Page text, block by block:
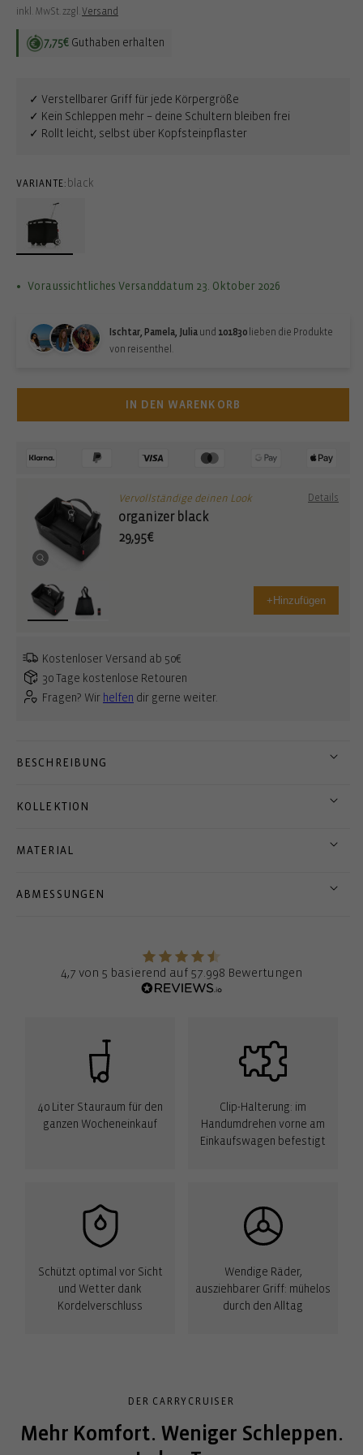
Preis
inkl. MwSt. zzgl. Versand
7,75€ Guthaben erhalten
✓ Verstellbarer Griff für jede Körpergröße
✓ Kein Schleppen mehr – deine Schultern bleiben frei
✓ Rollt leicht, selbst über Kopfsteinpflaster
VARIANTE: black
Voraussichtliches Versanddatum 23. Oktober 2026
Ischtar, Pamela, Julia und 101830 lieben die Produkte
von reisenthel.
IN DEN WARENKORB
Vervollständige deinen Look Details
organizer black
29,95€
+ Hinzufügen
Kostenloser Versand ab 50€
30 Tage kostenlose Retouren
Fragen? Wir helfen dir gerne weiter.
BESCHREIBUNG
KOLLEKTION
MATERIAL
ABMESSUNGEN
4,7 von 5 basierend auf 57.998 Bewertungen
40 Liter Stauraum für den
ganzen Wocheneinkauf
Clip-Halterung: im
Handumdrehen vorne am
Einkaufswagen befestigt
Schützt optimal vor Sicht
und Wetter dank
Kordelverschluss
Wendige Räder,
ausziehbarer Griff: mühelos
durch den Alltag
DER CARRYCRUISER
Mehr Komfort. Weniger Schleppen.